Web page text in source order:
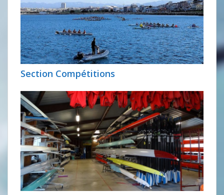
Section Compétitions